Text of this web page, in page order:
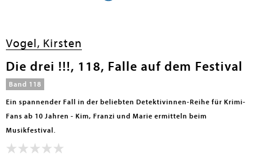
submenu
Vogel, Kirsten
Die drei !!!, 118, Falle auf dem Festival
Band 118
Ein spannender Fall in der beliebten Detektivinnen-Reihe für Krimi-
Fans ab 10 Jahren - Kim, Franzi und Marie ermitteln beim
Musikfestival.